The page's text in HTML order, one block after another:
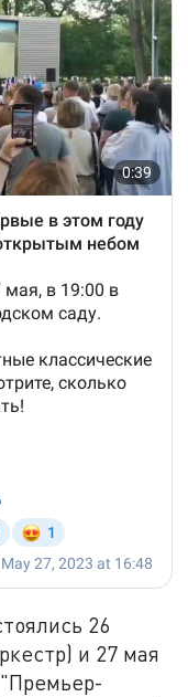
26
и 27 мая